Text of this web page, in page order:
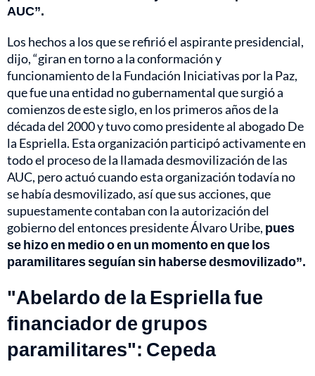
AUC”.
Los hechos a los que se refirió el aspirante presidencial,
dijo, “giran en torno a la conformación y
funcionamiento de la Fundación Iniciativas por la Paz,
que fue una entidad no gubernamental que surgió a
comienzos de este siglo, en los primeros años de la
década del 2000 y tuvo como presidente al abogado De
la Espriella. Esta organización participó activamente en
todo el proceso de la llamada desmovilización de las
AUC, pero actuó cuando esta organización todavía no
se había desmovilizado, así que sus acciones, que
supuestamente contaban con la autorización del
gobierno del entonces presidente Álvaro Uribe, pues
se hizo en medio o en un momento en que los
paramilitares seguían sin haberse desmovilizado”.
"Abelardo de la Espriella fue
financiador de grupos
paramilitares": Cepeda